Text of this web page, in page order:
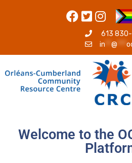
613
in ** @***
Welcome to the